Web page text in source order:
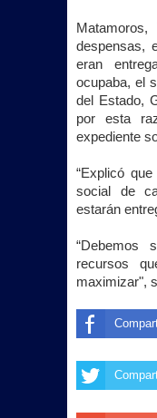
despensas,
eran
ocupaba, el
del Estado,
por esta
expediente
“Explicó
social de
estarán
“Debemos
recursos
maximizar",